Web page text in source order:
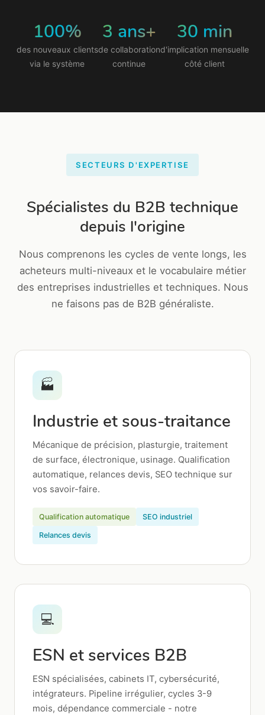
100%
des nouveaux clients
via le système
3 ans+
de collaboration
continue
30 min
d'implication mensuelle
côté client
SECTEURS D'EXPERTISE
Spécialistes du B2B technique
depuis l'origine
Nous comprenons les cycles de vente longs, les
acheteurs multi-niveaux et le vocabulaire métier
des entreprises industrielles et techniques. Nous
ne faisons pas de B2B généraliste.
🏭
Industrie et sous-traitance
Mécanique de précision, plasturgie, traitement
de surface, électronique, usinage. Qualification
automatique, relances devis, SEO technique sur
vos savoir-faire.
Qualification automatique SEO industriel
Relances devis
💻
ESN et services B2B
ESN spécialisées, cabinets IT, cybersécurité,
intégrateurs. Pipeline irrégulier, cycles 3-9
mois, dépendance commerciale - notre